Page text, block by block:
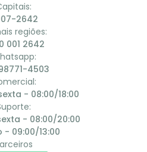
2642
regiões:
001 2642
4503
- 08:00/18:00
- 08:00/20:00
- 09:00/13:00